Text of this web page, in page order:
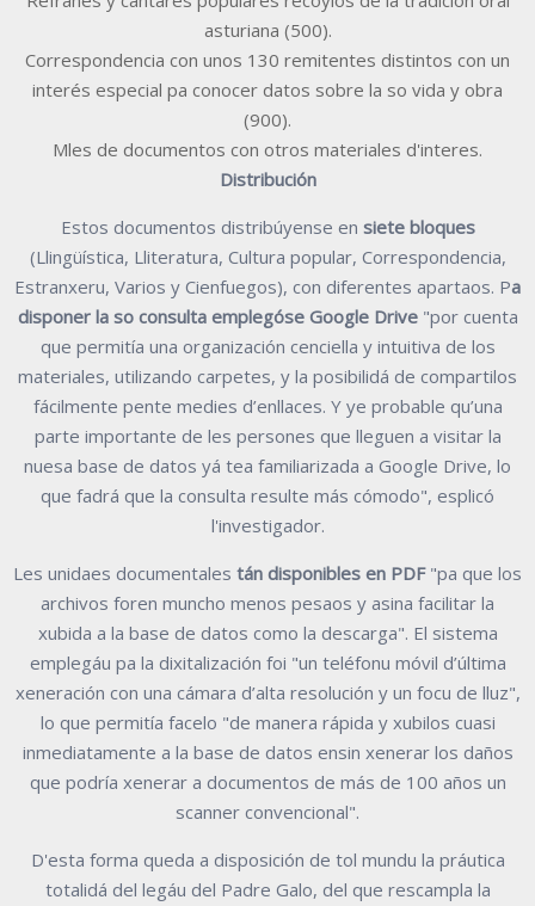
asturiana (500).
Correspondencia con unos 130 remitentes distintos con un
interés especial pa conocer datos sobre la so vida y obra
(900).
Mles de documentos con otros materiales d'interes.
Distribución
Estos documentos distribúyense en siete bloques
(Llingüística, Lliteratura, Cultura popular, Correspondencia,
Estranxeru, Varios y Cienfuegos), con diferentes apartaos. Pa
disponer la so consulta emplegóse Google Drive"por cuenta
que permitía una organización cenciella y intuitiva de los
materiales, utilizando carpetes, y la posibilidá de compartilos
fácilmente pente medies d’enllaces. Y ye probable qu’una
parte importante de les persones que lleguen a visitar la
nuesa base de datos yá tea familiarizada a Google Drive, lo
que fadrá que la consulta resulte más cómodo", esplicó
l'investigador.
Les unidaes documentales tán disponibles en PDF"pa que los
archivos foren muncho menos pesaos y asina facilitar la
xubida a la base de datos como la descarga". El sistema
emplegáu pa la dixitalización foi "un teléfonu móvil d’última
xeneración con una cámara d’alta resolución y un focu de lluz",
lo que permitía facelo "de manera rápida y xubilos cuasi
inmediatamente a la base de datos ensin xenerar los daños
que podría xenerar a documentos de más de 100 años un
scanner convencional".
D'esta forma queda a disposición de tol mundu la práutica
totalidá del legáu del Padre Galo, del que rescampla la